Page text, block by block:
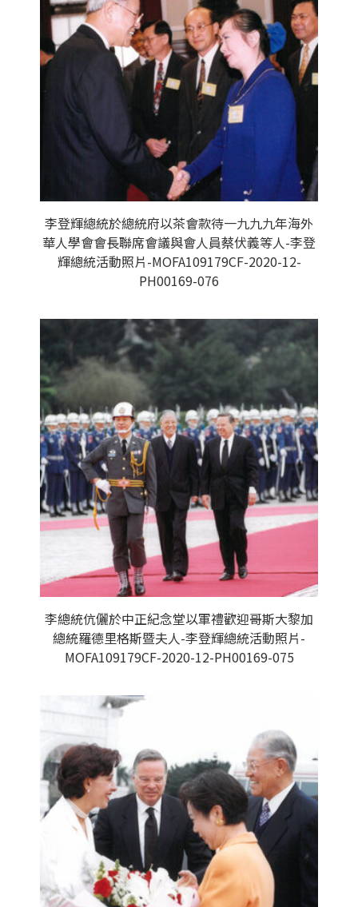
李登輝總統於總統府以茶會款待一九九九年海外
華人學會會長聯席會議與會人員蔡伏義等人-李登
輝總統活動照片-MOFA109179CF-2020-12-
PH00169-076
李總統伉儷於中正紀念堂以軍禮歡迎哥斯大黎加
總統羅德里格斯暨夫人-李登輝總統活動照片-
MOFA109179CF-2020-12-PH00169-075